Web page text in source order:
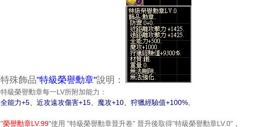
特殊飾品"特級榮譽勳章"說明：
特級榮譽勳章每一LV所附加能力：
全能力+5、近攻遠攻傷害+15、魔攻+10、狩獵經驗值+100%。
"榮譽勳章LV.99"使用 "特級榮譽勳章晉升卷" 晉升後取得"特級榮譽勳章LV.0"，